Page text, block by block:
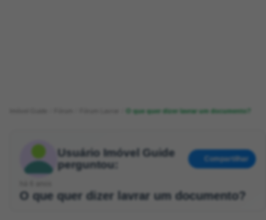
O que quer dizer lavrar um documento?
Usuário Imóvel Guide
perguntou:
Compartilhar
O que quer dizer lavrar um documento?